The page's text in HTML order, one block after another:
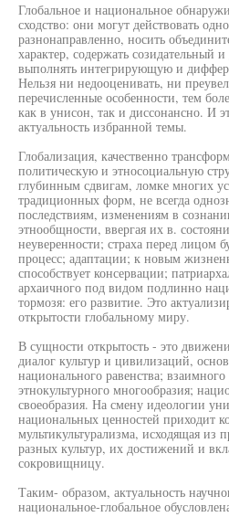
Глобальное и национальное
сходство: они могут действовать
разнонаправленно, носить
характер, содержать созидательный
выполнять интегрирующую и
Нельзя ни недооценивать, ни
перечисленные особенности, тем
как в унисон, так и диссонансно. И
актуальность избранной темы.
Глобализация, качественно
политическую и этносоциальную
глубинным сдвигам, ломке многих
традиционных форм, не всегда
последствиям, изменениям в
этнообщности, ввергая их в.
неуверенности; страха перед лицом
процесс; адаптации; к новым
способствует консервации;
архаичного под видом подлинно
тормозя: его развитие. Это
открытости глобальному миру.
В сущности открытость - это
диалог культур и цивилизаций,
национального равенства;
этнокультурного многообразия;
своеобразия. На смену идеологии
национальных ценностей приходит
мультикультурализма, исходящая из
разных культур, их достижений и
сокровищницу.
Таким- образом, актуальность
национальное-глобальное